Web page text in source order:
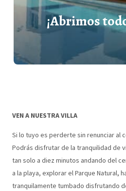
¡Abrimos
VEN A NUESTRA VILLA
Si lo tuyo es perderte sin renunciar al
Podrás disfrutar de la tranquilidad de
tan solo a diez minutos andando del
a la playa, explorar el Parque
tranquilamente tumbado disfrutando